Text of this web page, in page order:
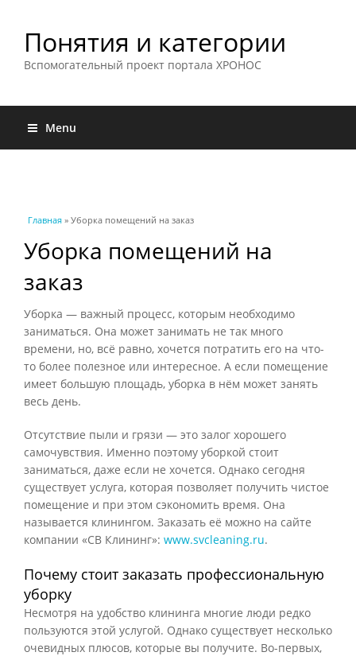
Понятия и категории
Вспомогательный проект портала ХРОНОС
Menu
Вы здесь
Главная » Уборка помещений на заказ
Уборка помещений на
заказ
Уборка — важный процесс, которым необходимо
заниматься. Она может занимать не так много
времени, но, всё равно, хочется потратить его на что-
то более полезное или интересное. А если помещение
имеет большую площадь, уборка в нём может занять
весь день.
Отсутствие пыли и грязи — это залог хорошего
самочувствия. Именно поэтому уборкой стоит
заниматься, даже если не хочется. Однако сегодня
существует услуга, которая позволяет получить чистое
помещение и при этом сэкономить время. Она
называется клинингом. Заказать её можно на сайте
компании «СВ Клининг»: www.svcleaning.ru.
Почему стоит заказать профессиональную
уборку
Несмотря на удобство клининга многие люди редко
пользуются этой услугой. Однако существует несколько
очевидных плюсов, которые вы получите. Во-первых,